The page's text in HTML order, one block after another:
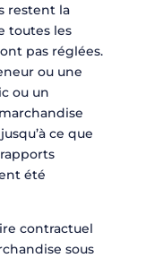
restent la
toutes les
pas réglées.
ou une
ou un
ce que
été
contractuel
sous